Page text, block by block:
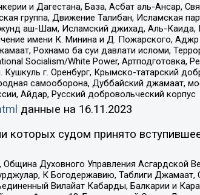
и Дагестана, База, Асбат аль-Ансар,
группа, Движение Талибан, Исламская
аш-Шам, Исламский джихад, Аль-Каида,
имени К. Минина и Д. Пожарского, Аджр
Рохнамо ба суи давлати исломи,
Socialism/White Power, Артподготовка,
г. Оренбург, Крымско-татарский
самооборона, Дуббайский джамаат,
Айдар, Русский добровольческий корпус
данные на 16.11.2023
которых судом принято
Духовного Управления Асгардской
К Богодержавию, Таблиги Джамаат,
Вилайат Кабарды, Балкарии и